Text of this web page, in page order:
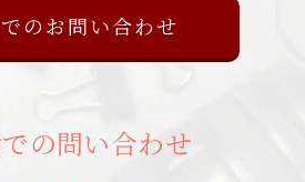
のお問い合わせ
の問い合わせ